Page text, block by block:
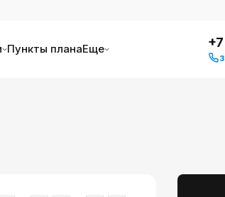
Пункты планаЕще